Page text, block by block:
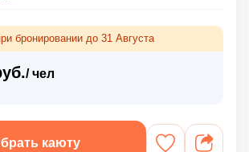
бронировании до 31 Августа
/ чел
каюту